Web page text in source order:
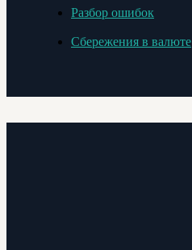
Разбор ошибок
Сбережения в валюте